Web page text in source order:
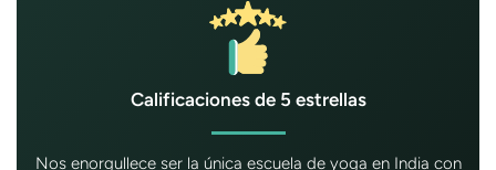
Calificaciones de 5 estrellas
Nos enorgullece ser la única escuela de yoga en India con